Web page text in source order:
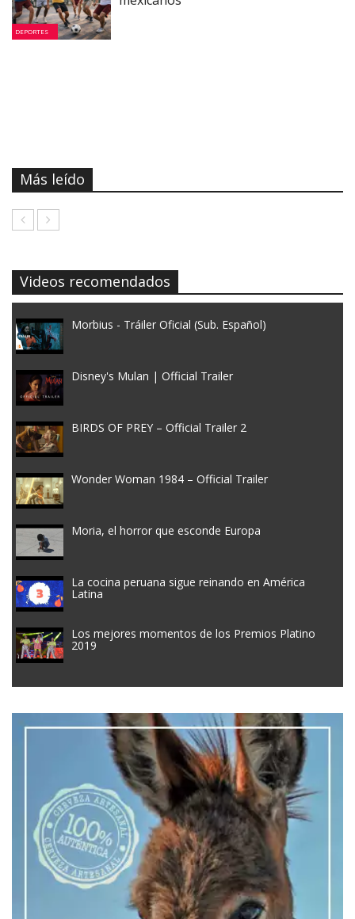
DEPORTES
Más leído
Videos recomendados
Morbius - Tráiler Oficial (Sub. Español)
Disney's Mulan | Official Trailer
BIRDS OF PREY – Official Trailer 2
Wonder Woman 1984 – Official Trailer
Moria, el horror que esconde Europa
La cocina peruana sigue reinando en América
Latina
Los mejores momentos de los Premios Platino
2019